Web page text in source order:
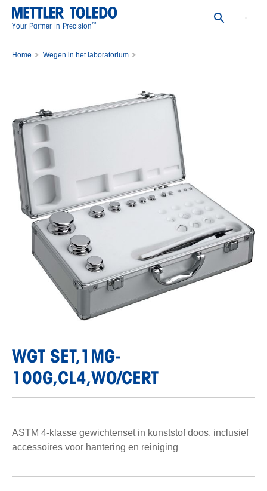
Your Partner in Precision™
Home
Wegen in het laboratorium
WGT SET,1MG-
100G,CL4,WO/CERT
ASTM 4-klasse gewichtenset in kunststof doos, inclusief
accessoires voor hantering en reiniging